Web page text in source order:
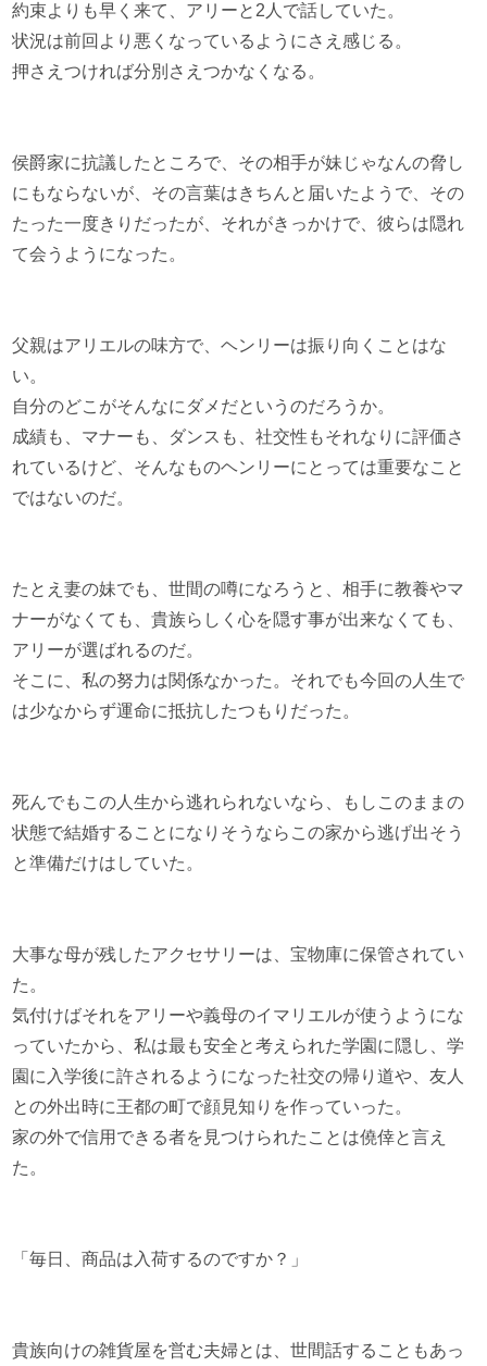
約束よりも早く来て、アリーと2人で話していた。
状況は前回より悪くなっているようにさえ感じる。
押さえつければ分別さえつかなくなる。
侯爵家に抗議したところで、その相手が妹じゃなんの脅し
にもならないが、その言葉はきちんと届いたようで、その
たった一度きりだったが、それがきっかけで、彼らは隠れ
て会うようになった。
父親はアリエルの味方で、ヘンリーは振り向くことはな
い。
自分のどこがそんなにダメだというのだろうか。
成績も、マナーも、ダンスも、社交性もそれなりに評価さ
れているけど、そんなものヘンリーにとっては重要なこと
ではないのだ。
たとえ妻の妹でも、世間の噂になろうと、相手に教養やマ
ナーがなくても、貴族らしく心を隠す事が出来なくても、
アリーが選ばれるのだ。
そこに、私の努力は関係なかった。それでも今回の人生で
は少なからず運命に抵抗したつもりだった。
死んでもこの人生から逃れられないなら、もしこのままの
状態で結婚することになりそうならこの家から逃げ出そう
と準備だけはしていた。
大事な母が残したアクセサリーは、宝物庫に保管されてい
た。
気付けばそれをアリーや義母のイマリエルが使うようにな
っていたから、私は最も安全と考えられた学園に隠し、学
園に入学後に許されるようになった社交の帰り道や、友人
との外出時に王都の町で顔見知りを作っていった。
家の外で信用できる者を見つけられたことは僥倖と言え
た。
「毎日、商品は入荷するのですか？」
貴族向けの雑貨屋を営む夫婦とは、世間話することもあっ